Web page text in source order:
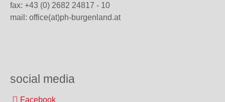
fax: +43 (0) 2682 24817 - 10
mail: office(at)ph-burgenland.at
social media
Facebook